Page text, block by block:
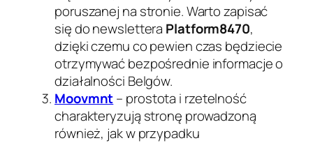
poruszanej na stronie. Warto zapisać
się do newslettera Platform8470,
dzięki czemu co pewien czas będziecie
otrzymywać bezpośrednie informacje o
działalności Belgów.
Moovmnt– prostota i rzetelność
charakteryzują stronę prowadzoną
również, jak w przypadku